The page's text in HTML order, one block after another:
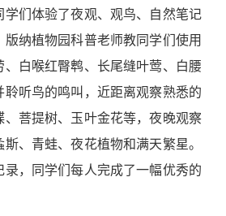
学们体验了夜观、观鸟、自然笔记
纳植物园科普老师教同学们使用
、白喉红臀鹎、长尾缝叶莺、白腰
聆听鸟的鸣叫，近距离观察熟悉的
、菩提树、玉叶金花等，夜晚观察
、青蛙、夜花植物和满天繁星。
录，同学们每人完成了一幅优秀的